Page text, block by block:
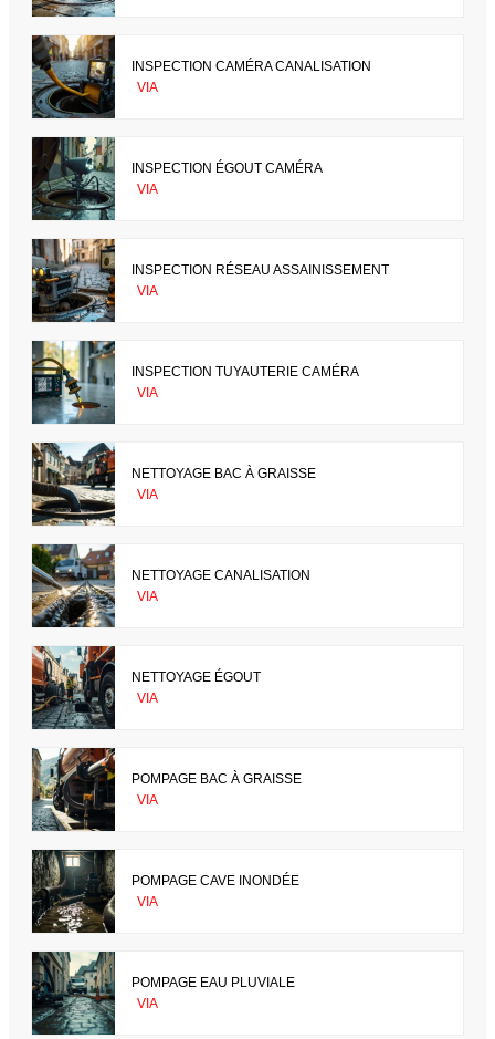
INSPECTION CAMÉRA CANALISATION
VIA
INSPECTION ÉGOUT CAMÉRA
VIA
INSPECTION RÉSEAU ASSAINISSEMENT
VIA
INSPECTION TUYAUTERIE CAMÉRA
VIA
NETTOYAGE BAC À GRAISSE
VIA
NETTOYAGE CANALISATION
VIA
NETTOYAGE ÉGOUT
VIA
POMPAGE BAC À GRAISSE
VIA
POMPAGE CAVE INONDÉE
VIA
POMPAGE EAU PLUVIALE
VIA